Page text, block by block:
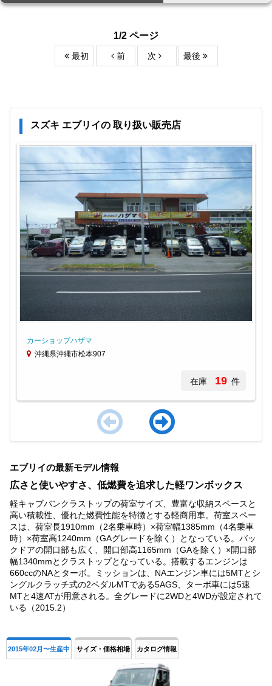
1/2 ページ
最初 前 次 最後
スズキ エブリイの 取り扱い販売店
カーショップハザマ
沖縄県沖縄市松本907
在庫 19 件
of
エブリイの最新モデル情報
広さと使いやすさ、低燃費を追求した軽ワンボックス
軽キャブバンクラストップの荷室サイズ、豊富な収納スペースと
高い積載性、優れた燃費性能を特徴とする軽商用車。荷室スペー
スは、荷室長1910mm（2名乗車時）×荷室幅1385mm（4名乗車
時）×荷室高1240mm（GAグレードを除く）となっている。バッ
クドアの開口部も広く、開口部高1165mm（GAを除く）×開口部
幅1340mmとクラストップとなっている。搭載するエンジンは
660ccのNAとターボ。ミッションは、NAエンジン車には5MTとシ
ングルクラッチ式の2ペダルMTである5AGS、ターボ車には5速
MTと4速ATが用意される。全グレードに2WDと4WDが設定されて
いる（2015.2）
2015年02月〜生産中 サイズ・価格相場 カタログ情報